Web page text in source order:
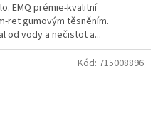
EMQ prémie-kvalitní
ret gumovým těsněním.
od vody a nečistot a...
Kód: 715008896